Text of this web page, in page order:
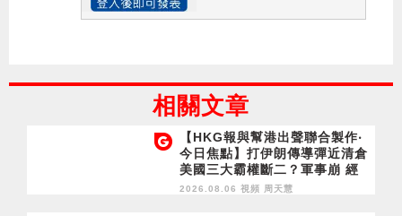
相關文章
【HKG報與幫港出聲聯合製作‧
今日焦點】打伊朗傳導彈近清倉
美國三大霸權斷二？軍事崩 經
濟損
2026.08.06 視頻 周天慧